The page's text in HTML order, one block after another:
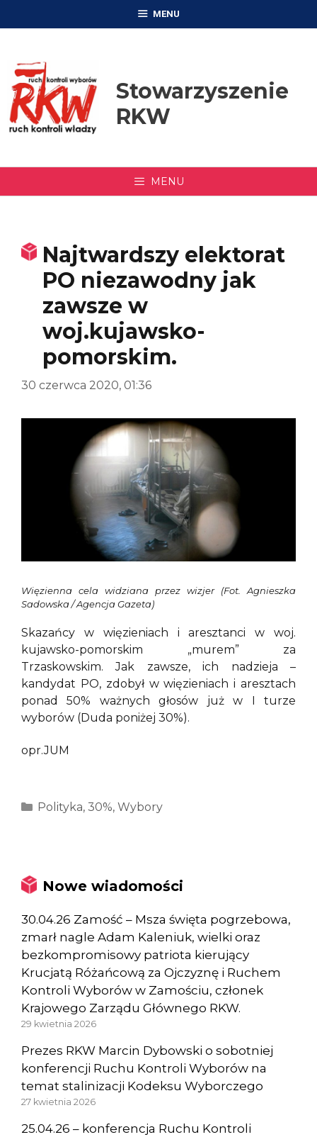
MENU
Stowarzyszenie
RKW
MENU
Najtwardszy elektorat
PO niezawodny jak
zawsze w
woj.kujawsko-
pomorskim.
30 czerwca 2020, 01:36
Więzienna cela widziana przez wizjer (Fot. Agnieszka
Sadowska / Agencja Gazeta)
Skazańcy w więzieniach i aresztanci w woj.
kujawsko-pomorskim „murem” za
Trzaskowskim. Jak zawsze, ich nadzieja –
kandydat PO, zdobył w więzieniach i aresztach
ponad 50% ważnych głosów już w I turze
wyborów (Duda poniżej 30%).
opr.JUM
Kategorie
Polityka, 30%, Wybory
Nowe wiadomości
30.04.26 Zamość – Msza święta pogrzebowa,
zmarł nagle Adam Kaleniuk, wielki oraz
bezkompromisowy patriota kierujący
Krucjatą Różańcową za Ojczyznę i Ruchem
Kontroli Wyborów w Zamościu, członek
Krajowego Zarządu Głównego RKW.
29 kwietnia 2026
Prezes RKW Marcin Dybowski o sobotniej
konferencji Ruchu Kontroli Wyborów na
temat stalinizacji Kodeksu Wyborczego
27 kwietnia 2026
25.04.26 – konferencja Ruchu Kontroli